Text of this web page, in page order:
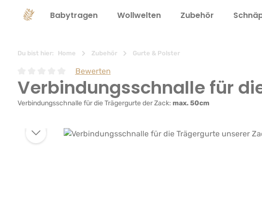
Zur Hauptnavigation springen
Babytragen Wollwelten Zubehör
Du bist hier: Home Zubehör Gurte & Polster
Durchschnittliche Bewertung von 0 von 5 Sternen
Bewerten
Verbindungsschnalle für
Verbindungsschnalle für die Trägergurte der Zack: max. 50cm
Bildergalerie überspringen